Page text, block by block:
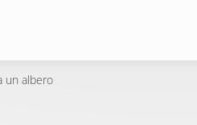
un albero